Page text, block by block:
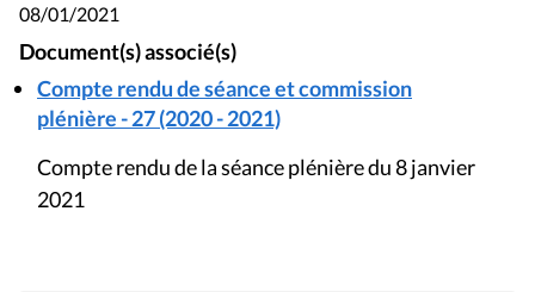
08/01/2021
Document(s) associé(s)
Compte rendu de séance et commission
plénière - 27 (2020 - 2021)
Compte rendu de la séance plénière du 8 janvier
2021